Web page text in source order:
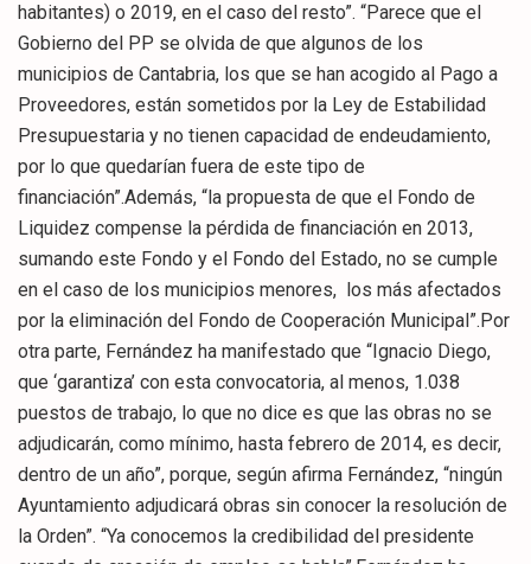
habitantes) o 2019, en el caso del resto”. “Parece que el
Gobierno del PP se olvida de que algunos de los
municipios de Cantabria, los que se han acogido al Pago a
Proveedores, están sometidos por la Ley de Estabilidad
Presupuestaria y no tienen capacidad de endeudamiento,
por lo que quedarían fuera de este tipo de
financiación”.Además, “la propuesta de que el Fondo de
Liquidez compense la pérdida de financiación en 2013,
sumando este Fondo y el Fondo del Estado, no se cumple
en el caso de los municipios menores, los más afectados
por la eliminación del Fondo de Cooperación Municipal”.Por
otra parte, Fernández ha manifestado que “Ignacio Diego,
que ‘garantiza’ con esta convocatoria, al menos, 1.038
puestos de trabajo, lo que no dice es que las obras no se
adjudicarán, como mínimo, hasta febrero de 2014, es decir,
dentro de un año”, porque, según afirma Fernández, “ningún
Ayuntamiento adjudicará obras sin conocer la resolución de
la Orden”. “Ya conocemos la credibilidad del presidente